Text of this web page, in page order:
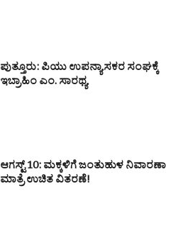
ಪುತ್ತೂರು: ಪಿಯು ಉಪನ್ಯಾಸಕರ ಸಂಘಕ್ಕೆ
ಇಬ್ರಾಹಿಂ ಎಂ. ಸಾರಥ್ಯ
ಆಗಸ್ಟ್ 10: ಮಕ್ಕಳಿಗೆ ಜಂತುಹುಳ ನಿವಾರಣಾ
ಮಾತ್ರೆ ಉಚಿತ ವಿತರಣೆ!